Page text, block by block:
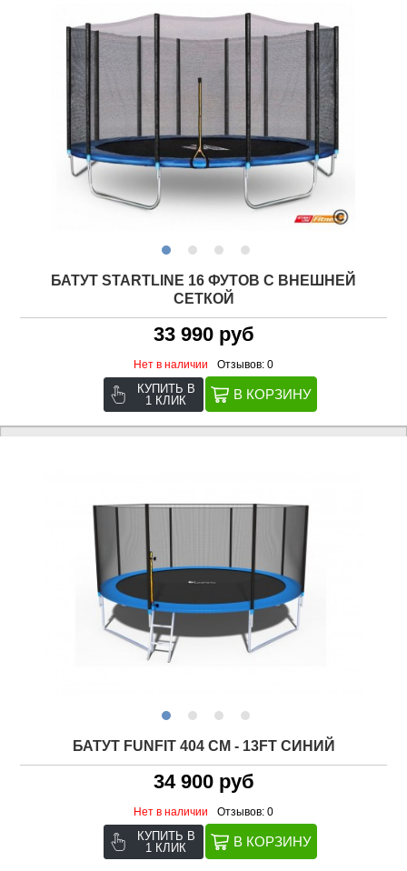
БАТУТ STARTLINE 16 ФУТОВ С ВНЕШНЕЙ
СЕТКОЙ
33 990 руб
Нет в наличии Отзывов: 0
КУПИТЬ В
1 КЛИК
БАТУТ FUNFIT 404 СМ - 13FT СИНИЙ
34 900 руб
Нет в наличии Отзывов: 0
КУПИТЬ В
1 КЛИК